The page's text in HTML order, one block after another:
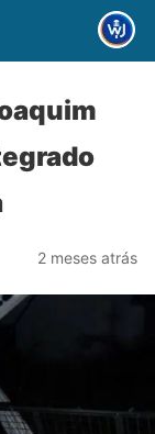
2 meses atrás